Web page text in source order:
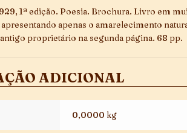
1ª edição. Poesia. Brochura. Livro em
apenas o amarelecimento
proprietário na segunda página. 68 pp.
ADICIONAL
0,0000 kg